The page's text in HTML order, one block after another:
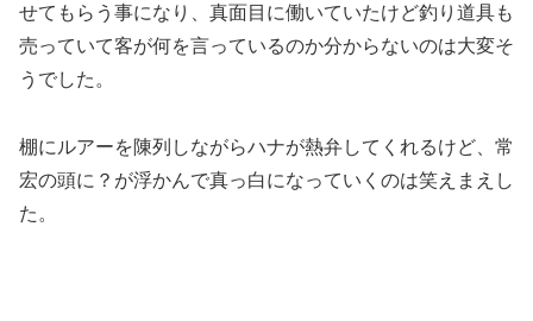
せてもらう事になり、真面目に働いていたけど釣り道具も
売っていて客が何を言っているのか分からないのは大変そ
うでした。
棚にルアーを陳列しながらハナが熱弁してくれるけど、常
宏の頭に？が浮かんで真っ白になっていくのは笑えまえし
た。